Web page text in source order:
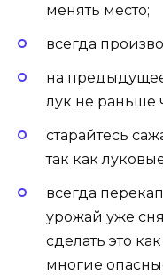
менять место;
всегда
на
лук не раньше
старайтесь
так как
всегда
урожай уже
сделать это
многие